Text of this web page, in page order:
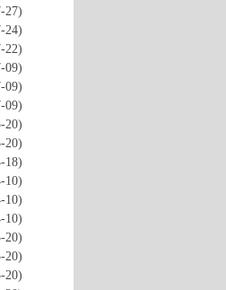
27)
24)
22)
09)
09)
09)
20)
20)
18)
10)
10)
10)
20)
20)
20)